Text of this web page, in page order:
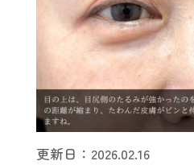
更新日：2026.02.16